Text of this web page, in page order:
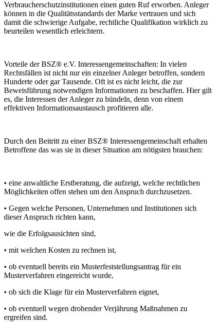
Verbraucherschutzinstitutionen einen guten Ruf erworben. Anleger
können in die Qualitätsstandards der Marke vertrauen und sich
damit die schwierige Aufgabe, rechtliche Qualifikation wirklich zu
beurteilen wesentlich erleichtern.
Vorteile der BSZ® e.V. Interessengemeinschaften: In vielen
Rechtsfällen ist nicht nur ein einzelner Anleger betroffen, sondern
Hunderte oder gar Tausende. Oft ist es nicht leicht, die zur
Beweisführung notwendigen Informationen zu beschaffen. Hier gilt
es, die Interessen der Anleger zu bündeln, denn von einem
effektiven Informationsaustausch profitieren alle.
Durch den Beitritt zu einer BSZ® Interessengemeinschaft erhalten
Betroffene das was sie in dieser Situation am nötigsten brauchen:
• eine anwaltliche Erstberatung, die aufzeigt, welche rechtlichen
Möglichkeiten offen stehen um den Anspruch durchzusetzen.
• Gegen welche Personen, Unternehmen und Institutionen sich
dieser Anspruch richten kann,
wie die Erfolgsausichten sind,
• mit welchen Kosten zu rechnen ist,
• ob eventuell bereits ein Musterfeststellungsantrag für ein
Musterverfahren eingereicht wurde,
• ob sich die Klage für ein Musterverfahren eignet,
• ob eventuell wegen drohender Verjährung Maßnahmen zu
ergreifen sind.